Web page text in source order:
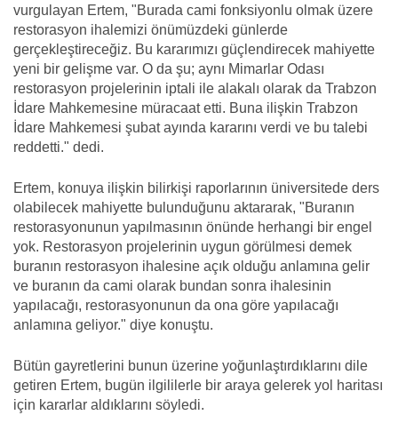
vurgulayan Ertem, "Burada cami fonksiyonlu olmak üzere
restorasyon ihalemizi önümüzdeki günlerde
gerçekleştireceğiz. Bu kararımızı güçlendirecek mahiyette
yeni bir gelişme var. O da şu; aynı Mimarlar Odası
restorasyon projelerinin iptali ile alakalı olarak da Trabzon
İdare Mahkemesine müracaat etti. Buna ilişkin Trabzon
İdare Mahkemesi şubat ayında kararını verdi ve bu talebi
reddetti." dedi.
Ertem, konuya ilişkin bilirkişi raporlarının üniversitede ders
olabilecek mahiyette bulunduğunu aktararak, "Buranın
restorasyonunun yapılmasının önünde herhangi bir engel
yok. Restorasyon projelerinin uygun görülmesi demek
buranın restorasyon ihalesine açık olduğu anlamına gelir
ve buranın da cami olarak bundan sonra ihalesinin
yapılacağı, restorasyonunun da ona göre yapılacağı
anlamına geliyor." diye konuştu.
Bütün gayretlerini bunun üzerine yoğunlaştırdıklarını dile
getiren Ertem, bugün ilgililerle bir araya gelerek yol haritası
için kararlar aldıklarını söyledi.